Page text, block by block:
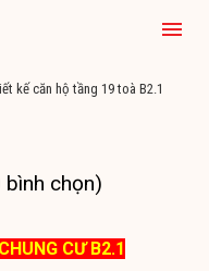
kế căn hộ tầng 19 toà B2.1
chọn)
CƯ B2.1